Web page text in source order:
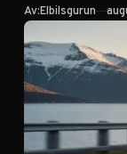
Av:Elbilsgurun